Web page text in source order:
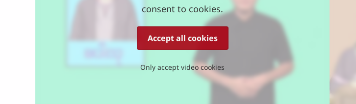
consent to cookies.
Accept all cookies
Only accept video cookies